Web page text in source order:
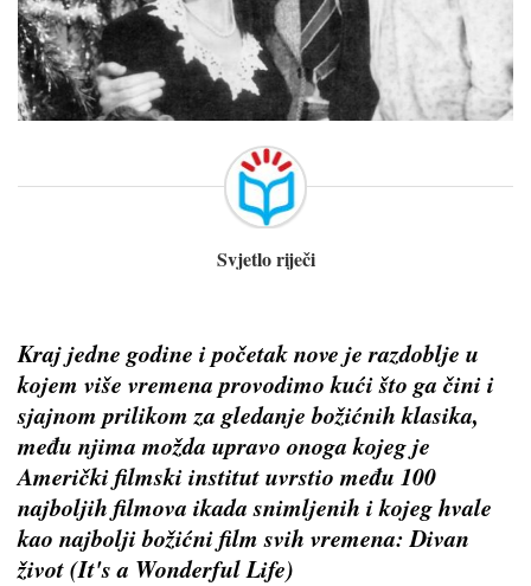
Svjetlo riječi
Kraj jedne godine i početak nove je razdoblje u
kojem više vremena provodimo kući što ga čini i
sjajnom prilikom za gledanje božićnih klasika,
među njima možda upravo onoga kojeg je
Američki filmski institut uvrstio među 100
najboljih filmova ikada snimljenih i kojeg hvale
kao najbolji božićni film svih vremena: Divan
život (It's a Wonderful Life)